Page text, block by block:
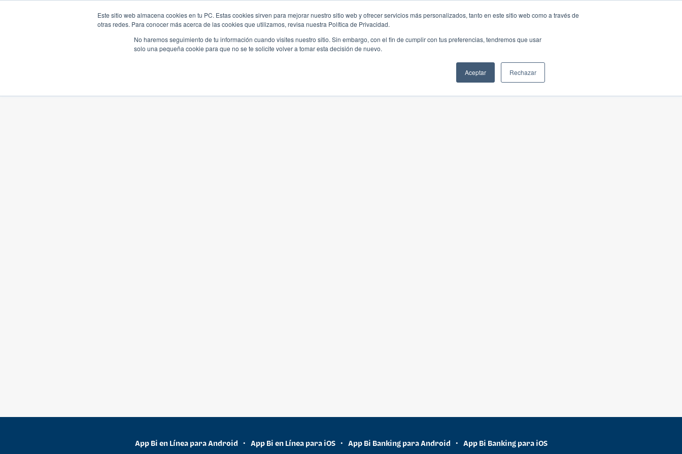
Este sitio web almacena cookies en tu PC. Estas cookies sirven para mejorar nuestro sitio web y ofrecer servicios más personalizados, tanto en este sitio web como a través de
otras redes. Para conocer más acerca de las cookies que utilizamos, revisa nuestra Política de Privacidad.
No haremos seguimiento de tu información cuando visites nuestro sitio. Sin embargo, con el fin de cumplir con tus preferencias, tendremos que usar
solo una pequeña cookie para que no se te solicite volver a tomar esta decisión de nuevo.
Aceptar Rechazar
App Bi en Línea para Android • App Bi en Línea para iOS • App Bi Banking para Android • App Bi Banking para iOS